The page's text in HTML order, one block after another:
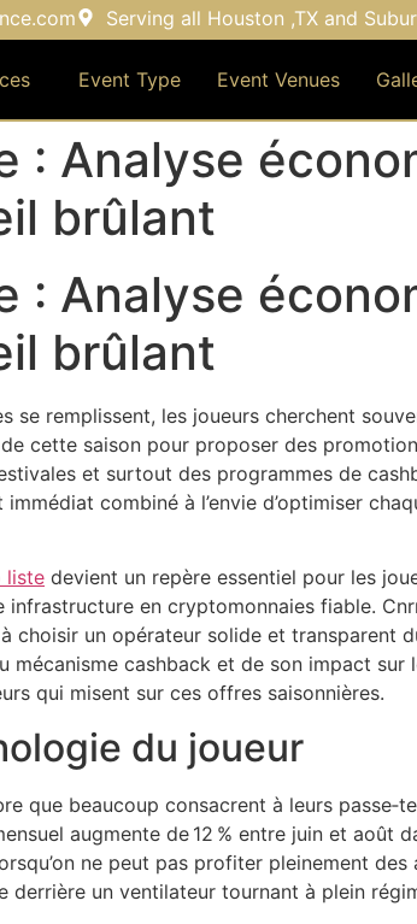
Serving all Houston ,TX and
Event Type Event Venues
: Analyse
brûlant
: Analyse
brûlant
se remplissent, les joueurs cherchent
cette saison pour proposer des
et surtout des programmes de
combiné à l’envie d’optimiser
liste devient un repère essentiel pour les
infrastructure en cryptomonnaies fiable.
choisir un opérateur solide et transparent
mécanisme cashback et de son impact
qui misent sur ces offres saisonnières.
du joueur
que beaucoup consacrent à leurs
augmente de 12 % entre juin et août
ne peut pas profiter pleinement
derrière un ventilateur tournant à plein